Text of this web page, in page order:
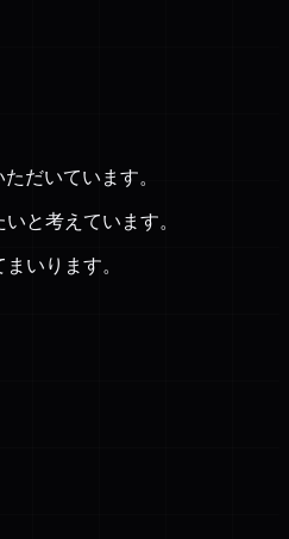
だいています。
と考えています。
いります。